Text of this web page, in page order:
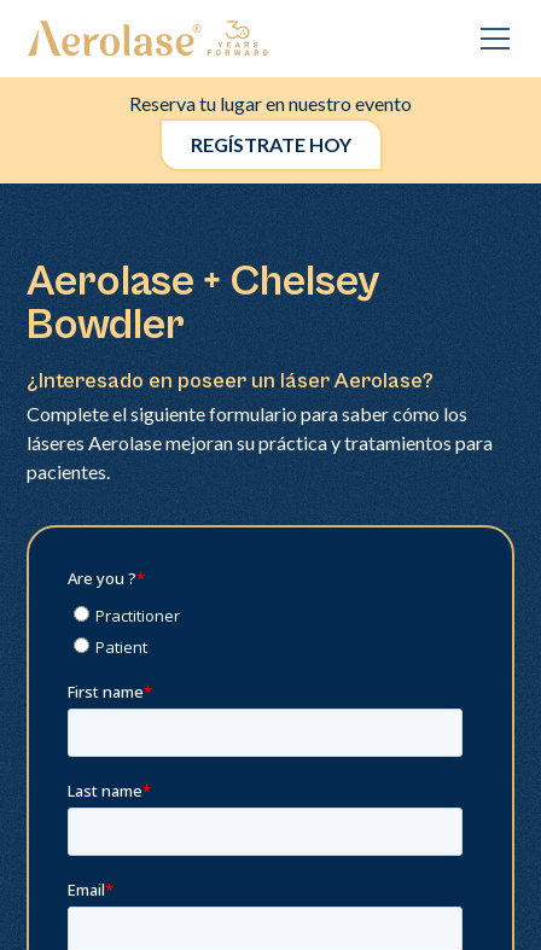
Reserva tu lugar en nuestro evento
REGÍSTRATE HOY
Aerolase + Chelsey
Bowdler
¿Interesado en poseer un láser Aerolase?
Complete el siguiente formulario para saber cómo los
láseres Aerolase mejoran su práctica y tratamientos para
pacientes.